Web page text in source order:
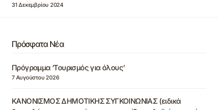
31 Δεκεμβρίου 2024
Πρόσφατα Νέα
Πρόγραμμα ‘Τουρισμός για όλους’
7 Αυγούστου 2026
ΚΑΝΟΝΙΣΜΟΣ ΔΗΜΟΤΙΚΗΣ ΣΥΓΚΟΙΝΩΝΙΑΣ (ειδικά